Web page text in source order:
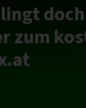
zum